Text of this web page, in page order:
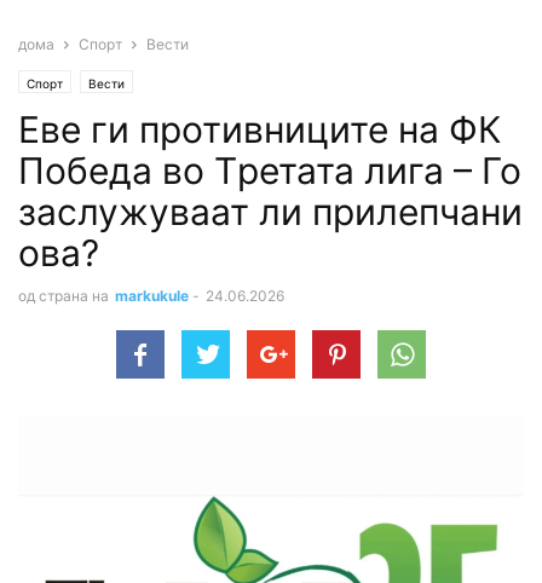
дома Спорт Вести
Спорт Вести
Еве ги противниците на ФК
Победа во Tретата лига – Го
заслужуваат ли прилепчани
ова?
од страна на markukule - 24.06.2026